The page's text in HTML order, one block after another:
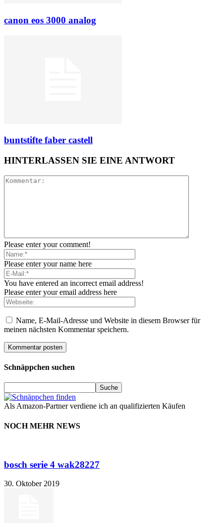
canon eos 3000 analog
buntstifte faber castell
HINTERLASSEN SIE EINE ANTWORT
Please enter your comment!
Please enter your name here
You have entered an incorrect email address!
Please enter your email address here
Name, E-Mail-Adresse und Website in diesem Browser für
meinen nächsten Kommentar speichern.
Schnäppchen suchen
Als Amazon-Partner verdiene ich an qualifizierten Käufen
NOCH MEHR NEWS
bosch serie 4 wak28227
30. Oktober 2019